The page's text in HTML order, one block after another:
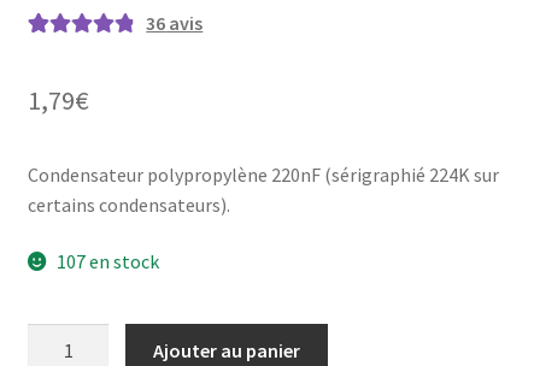
notations
36 avis
1,79€
Condensateur polypropylène 220nF (sérigraphié 224K sur
certains condensateurs).
107 en stock
Ajouter au panier